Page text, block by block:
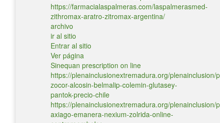
https://farmacialaspalmeras.com/laspalmerasmed-
zithromax-aratro-zitromax-argentina/
archivo
ir al sitio
Entrar al sitio
Ver página
Sinequan prescription on line
https://plenainclusionextremadura.org/plenainclusion/
zocor-alcosin-belmalip-colemin-glutasey-
pantok-precio-chile
https://plenainclusionextremadura.org/plenainclusion/
axiago-emanera-nexium-zolrida-online-